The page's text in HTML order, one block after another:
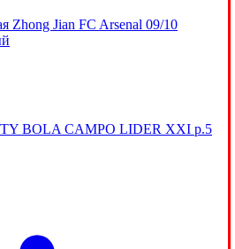
Zhong Jian FC Arsenal 09/10
BOLA CAMPO LIDER XXI р.5